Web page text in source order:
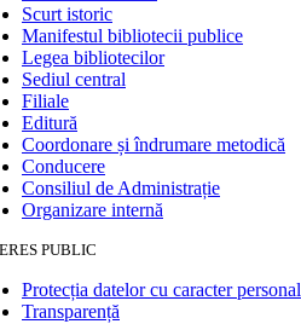
Scurt istoric
Manifestul bibliotecii publice
Legea bibliotecilor
Sediul central
Filiale
Editură
Coordonare și îndrumare metodică
Conducere
Consiliul de Administrație
Organizare internă
PUBLIC
Protecția datelor cu caracter personal
Transparență